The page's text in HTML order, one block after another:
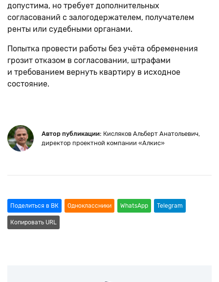
допустима, но требует дополнительных
согласований с залогодержателем, получателем
ренты или судебными органами.
Попытка провести работы без учёта обременения
грозит отказом в согласовании, штрафами
и требованием вернуть квартиру в исходное
состояние.
Автор публикации: Кисляков Альберт Анатольевич,
директор проектной компании «Алкис»
Поделиться в ВК Oдноклассники WhatsApp Telegram
Копировать URL